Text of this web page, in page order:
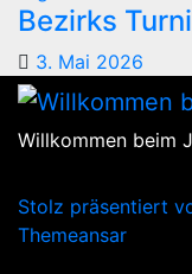
Bezirks
3. Mai 2026
Willkommen beim
Stolz präsentiert
Themeansar